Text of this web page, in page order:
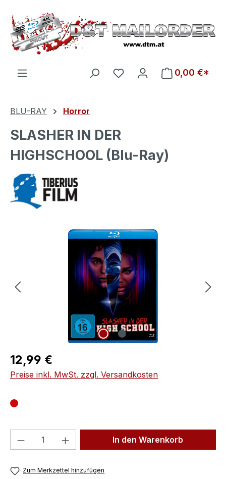
Zum Hauptinhalt springen
Du hast 0 Produkte auf
0,00 €*
BLU-RAY Horror
SLASHER IN DER
HIGHSCHOOL (Blu-Ray)
Bildergalerie überspringen
Regulärer Preis:
12,99 €
Preise inkl. MwSt. zzgl. Versandkosten
Produkt Anzahl: Gib denIn den Warenkorb
Zum Merkzettel hinzufügen